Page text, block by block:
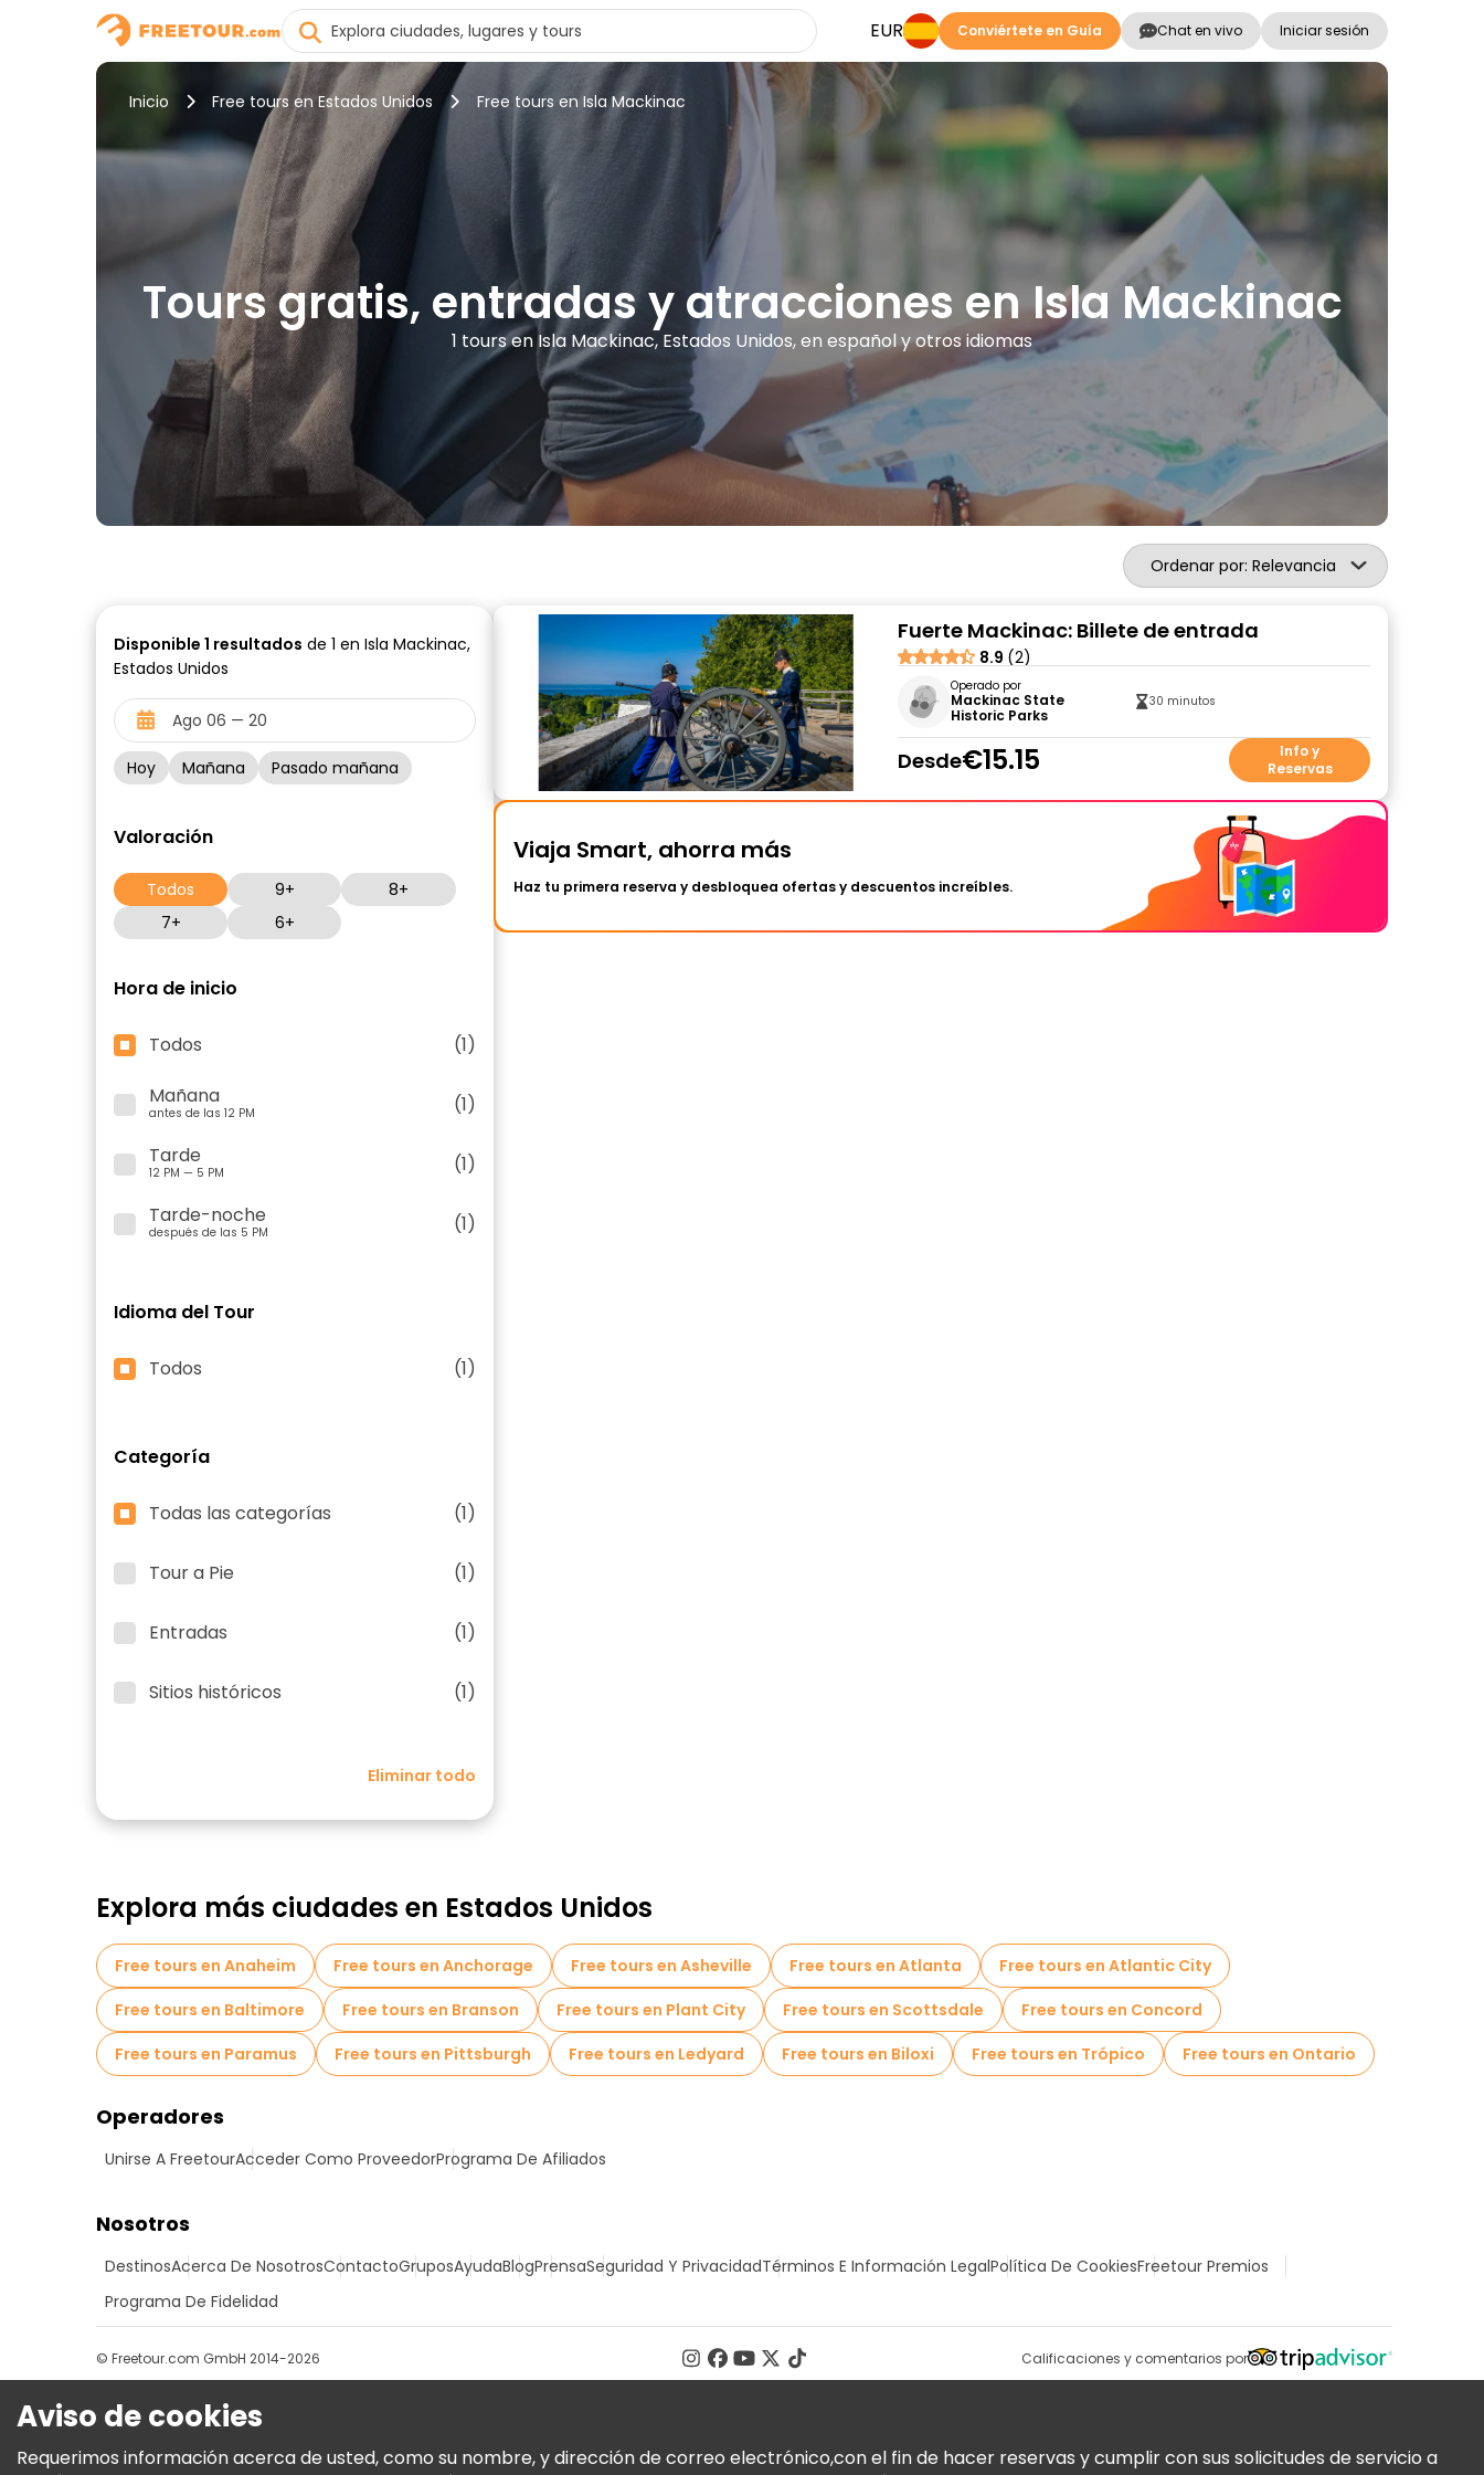
EUR Conviértete en Guía Chat en vivo Iniciar sesión
Inicio Free tours en Estados Unidos Free tours en Isla Mackinac
Tours gratis, entradas y atracciones en Isla Mackinac
1 tours en Isla Mackinac, Estados Unidos, en español y otros idiomas
Ordenar por: Relevancia
Disponible 1 resultados de 1 en Isla Mackinac,
Estados Unidos
Hoy Mañana Pasado mañana
Valoración
Todos 9+
8+
7+
6+
Hora de inicio
Todos
(1)
Mañana
antes de las 12 PM
(1)
Tarde
12 PM — 5 PM
(1)
Tarde-noche
después de las 5 PM (1)
Idioma del Tour
Todos (1)
Categoría
Todas las categorías (1)
Tour a Pie (1)
Entradas (1)
Sitios históricos (1)
Eliminar todo
Fuerte Mackinac: Billete de entrada
8.9 (2)
Operado por
Mackinac State
Historic Parks
30 minutos
Desde€15.15
Info y
Reservas
Viaja Smart, ahorra más
Haz tu primera reserva y desbloquea ofertas y descuentos increíbles.
Explora más ciudades en Estados Unidos
Free tours en Anaheim Free tours en Anchorage Free tours en Asheville Free tours en Atlanta
Free tours en Atlantic City
Free tours en Baltimore
Free tours en Branson Free tours en Plant City Free tours en Scottsdale
Free tours en Concord
Free tours en Paramus
Free tours en Pittsburgh Free tours en Ledyard Free tours en Biloxi Free tours en Trópico Free tours en Ontario
Operadores
Unirse A FreetourAcceder Como ProveedorPrograma De Afiliados
Nosotros
DestinosAcerca De NosotrosContactoGruposAyudaBlogPrensaSeguridad Y PrivacidadTérminos E Información LegalPolítica De CookiesFreetour Premios
Programa De Fidelidad
Calificaciones y comentarios por
© Freetour.com GmbH 2014-2026
Aviso de cookies
Requerimos información acerca de usted, como su nombre, y dirección de correo electrónico,con el fin de hacer reservas y cumplir con sus solicitudes de servicio a